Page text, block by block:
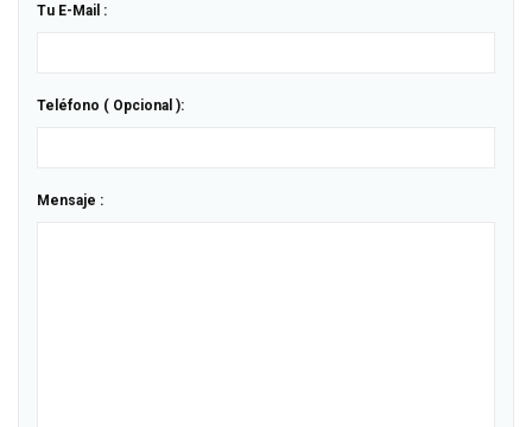
Tu E-Mail :
Teléfono ( Opcional ):
Mensaje :